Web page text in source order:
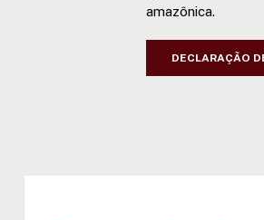
amazônica.
DECLARAÇÃO